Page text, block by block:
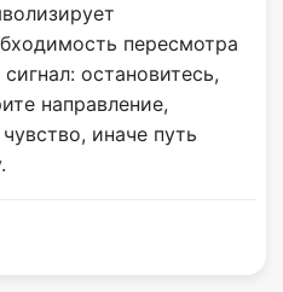
пересмотра
остановитесь,
направление,
иначе путь